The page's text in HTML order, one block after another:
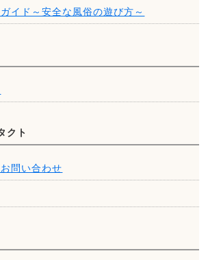
イド～安全な風俗の遊び方～
クト
問い合わせ